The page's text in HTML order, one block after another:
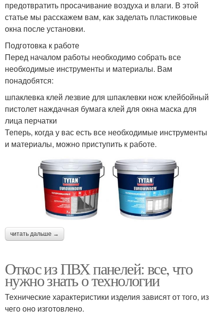
предотвратить просачивание воздуха и влаги. В этой
статье мы расскажем вам, как заделать пластиковые
окна после установки.
Подготовка к работе
Перед началом работы необходимо собрать все
необходимые инструменты и материалы. Вам
понадобятся:
шпаклевка клей лезвие для шпаклевки нож клейбойный
пистолет наждачная бумага клей для окна маска для
лица перчатки
Теперь, когда у вас есть все необходимые инструменты
и материалы, можно приступить к работе.
читать дальше →
Откос из ПВХ панелей: все, что
нужно знать о технологии
Технические характеристики изделия зависят от того, из
чего оно изготовлено.